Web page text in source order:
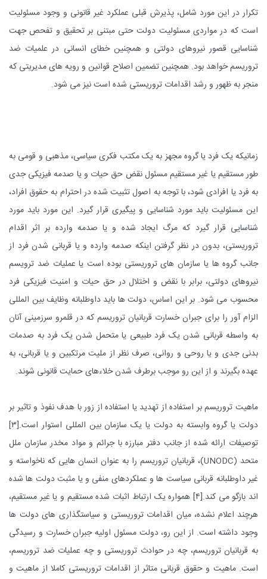
تکرار در این مورد شامل، پذیرش قبلی عملکرد غیر قانونی و وجود مسئولیت
است که در مواردی مسئولیت دولت حتی مبتنی بر تحقیق و تفحص جهت
شناسایی قصور نیروهای دولتی و همچنین خطای انسانی در علمیات ضد
تروریسم خواهد بود. همچنین تضمین اصلاح قوانین و رویه های مدیریتی که
منجر به ظهور و رشد اقدامات تروریستی شده است نیز می شود.
زمانیکه یک فرد یا گروه مجهز به یک مکتب فکری سیاسی، مذهبی و قومی به
طور مستقیم یا غیر مستقیم مسئول نقض حق حیات و یا صدمه فیزیکی جدی
به فرد یا افرادی شود، با توجه به اصول تثبیت شده در احترام به حقوق افراد،
این مسئولیت باید مورد شناسایی و پیگیری قرار گیرد. این مورد باید مورد
شناسایی قرار گیرد که مرگ ایجاد شده و یا صدمه وارده بر اثر اقدام
تروریستی، بدون در نظر گرفتن اینکه صدمه وارده و یا قربانی شدن فرد از
جانب گروه ها یا سازمان های تروریستی بوده است یا عملیات ضد ترویسم
نیروهای دولتی، برابر با نقض و اختلال در حق حیات و امنیت فیزیکی فرد
محسوب می شود. بر این اساس، دولت ها باید داوطلبانه وظایف بین المللی
الزام آور را برای جبران خسارت قربانیان تروریسم که در قلمرو سرزمینی آنان
به واسطه قربانی شدن یک فرد طبیعی یا متحمل شدن یک فرد به صدمات
بدنی جدی و یا روحی و روانی، صرف نظر از ملیت مرتکبین و یا قربانی، به
عهده بگیرند و از این رو موجب برطرف شدن خلاءهای حمایت قانونی شوند.
ماهیت تروریسم بر استفاده از تهدید یا استفاده از زور با هدف نفوذ و تاثیر بر
دولت یا گروه وابسته به دولت یا یک سازمان بین المللی استوار است.[۳]
توصیفات ارائه شده از جانب دفتر مبارزه با جرائم و مواد مخدر سازمان ملل
متحد (UNODC)، قربانیان تروریسم را به عنوان انسان هایی که ناخواسته و
غیر داوطلبانه قربانی سیاست ها و عملکردهای منفی و یا مثبت دولت ها شده
اند بازگو می کند.[۴] همواره یک ارتباط اثبات شده مستقیم و یا غیر مستقیم،
هرچند اعلام نشده، میان اقدامات تروریستی و سیاستگذاری های دولت ها
وجود داشته است. از این رو، دولت مسئول اولیه جبران خسارت و رسیدگی
به قربانیان تروریسم، چه در حوادث تروریستی و چه عملیات ضد تروریسم،
است. ماهیت و حقوق قربانی متاثر از اقدامات تروریستی کاملا از ماهیت و